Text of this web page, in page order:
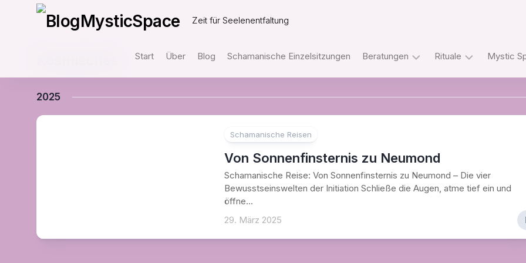
Zeit für Seelenentfaltung
Start Über Blog Schamanische Einzelsitzungen Beratungen
WhatsApp
Beratungen
Rituale
dem
Ritualpakete
mit
Mystic
2025
Schamanische Reisen
Von Sonnenfinsternis zu Neumond
Schamanische Reise: Von Sonnenfinsternis zu Neumond – Die vier
Bewusstseinswelten der Initiation Schließe die Augen, atme tief ein und
öffne...
29. März 2025